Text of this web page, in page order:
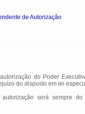
de Autorização
do Poder
do disposto em lei
será sempre do